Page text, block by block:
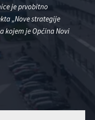
je prvobitno
„Nove strategije
kojem je Općina Novi